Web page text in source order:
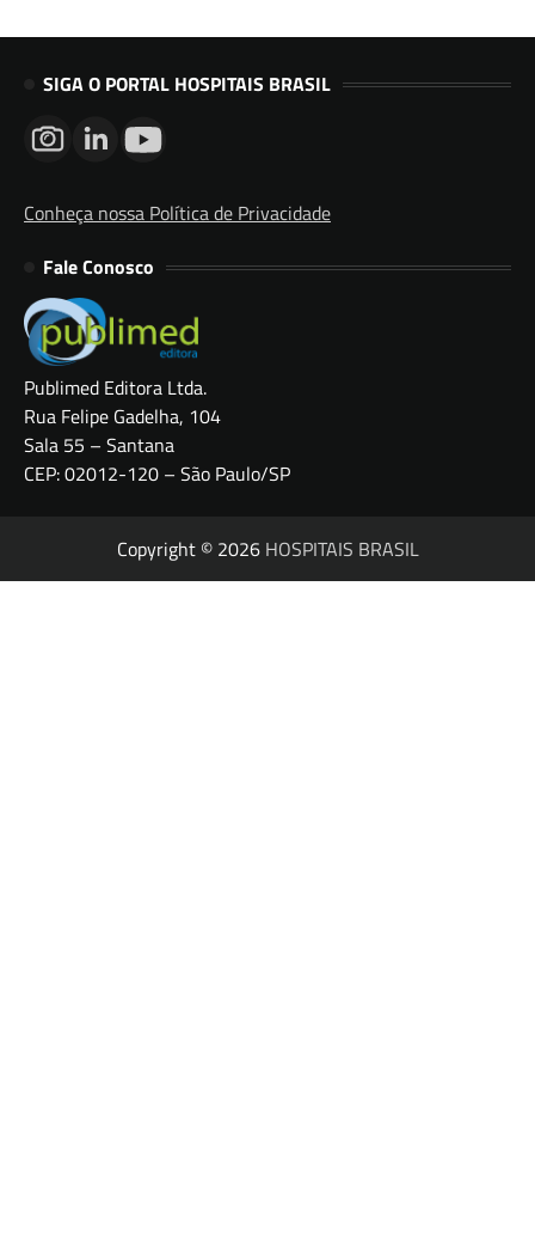
SIGA O PORTAL HOSPITAIS BRASIL
Conheça nossa Política de Privacidade
Fale Conosco
Publimed Editora Ltda.
Rua Felipe Gadelha, 104
Sala 55 – Santana
CEP: 02012-120 – São Paulo/SP
Copyright © 2026 HOSPITAIS BRASIL